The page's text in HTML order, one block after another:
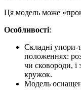
Ця модель може
Особливості:
Складні упори-
положеннях:
чи сковороди, і
кружок.
Модель